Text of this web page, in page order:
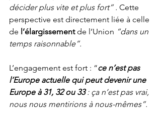
décider plus vite et plus fort” . Cette
perspective est directement liée à celle
de l’élargissement de l’Union “dans un
temps raisonnable”.
L’engagement est fort : “ce n’est pas
l’Europe actuelle qui peut devenir une
Europe à 31, 32 ou 33 : ça n’est pas vrai,
nous nous mentirions à nous-mêmes”.